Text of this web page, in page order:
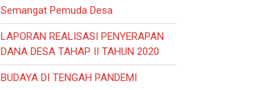
Semangat Pemuda Desa
LAPORAN REALISASI PENYERAPAN
DANA DESA TAHAP II TAHUN 2020
BUDAYA DI TENGAH PANDEMI